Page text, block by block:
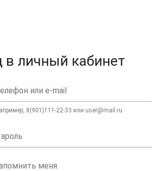
в личный кабинет
или e-mail
8(901)111-22-33 или user@mail.ru
меня